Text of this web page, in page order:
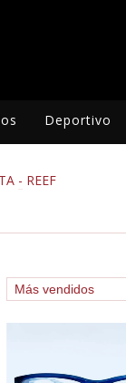
Deportivo
- REEF